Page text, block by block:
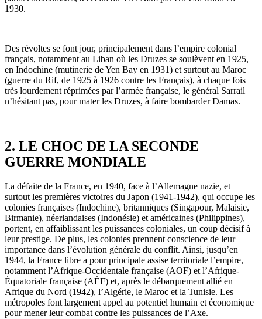
1930.
Des révoltes se font jour, principalement dans l’empire colonial
français, notamment au Liban où les Druzes se soulèvent en 1925,
en Indochine (mutinerie de Yen Bay en 1931) et surtout au Maroc
(guerre du Rif, de 1925 à 1926 contre les Français), à chaque fois
très lourdement réprimées par l’armée française, le général Sarrail
n’hésitant pas, pour mater les Druzes, à faire bombarder Damas.
2. LE CHOC DE LA SECONDE
GUERRE MONDIALE
La défaite de la France, en 1940, face à l’Allemagne nazie, et
surtout les premières victoires du Japon (1941-1942), qui occupe les
colonies françaises (Indochine), britanniques (Singapour, Malaisie,
Birmanie), néerlandaises (Indonésie) et américaines (Philippines),
portent, en affaiblissant les puissances coloniales, un coup décisif à
leur prestige. De plus, les colonies prennent conscience de leur
importance dans l’évolution générale du conflit. Ainsi, jusqu’en
1944, la France libre a pour principale assise territoriale l’empire,
notamment l’Afrique-Occidentale française (AOF) et l’Afrique-
Équatoriale française (AÉF) et, après le débarquement allié en
Afrique du Nord (1942), l’Algérie, le Maroc et la Tunisie. Les
métropoles font largement appel au potentiel humain et économique
pour mener leur combat contre les puissances de l’Axe.